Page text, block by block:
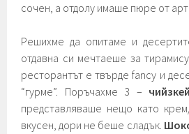
сочен, а отдолу имаше пюре от
Решихме да опитаме и
отдавна си мечтаеше за
ресторантът е твърде fancy и
“гурме”. Поръчахме 3 –
представляваше нещо като
вкусен, дори не беше сладък.